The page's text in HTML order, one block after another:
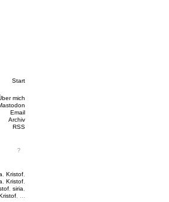
Start
mich
Email
Archiv
RSS
Kristof
Kristof
siria